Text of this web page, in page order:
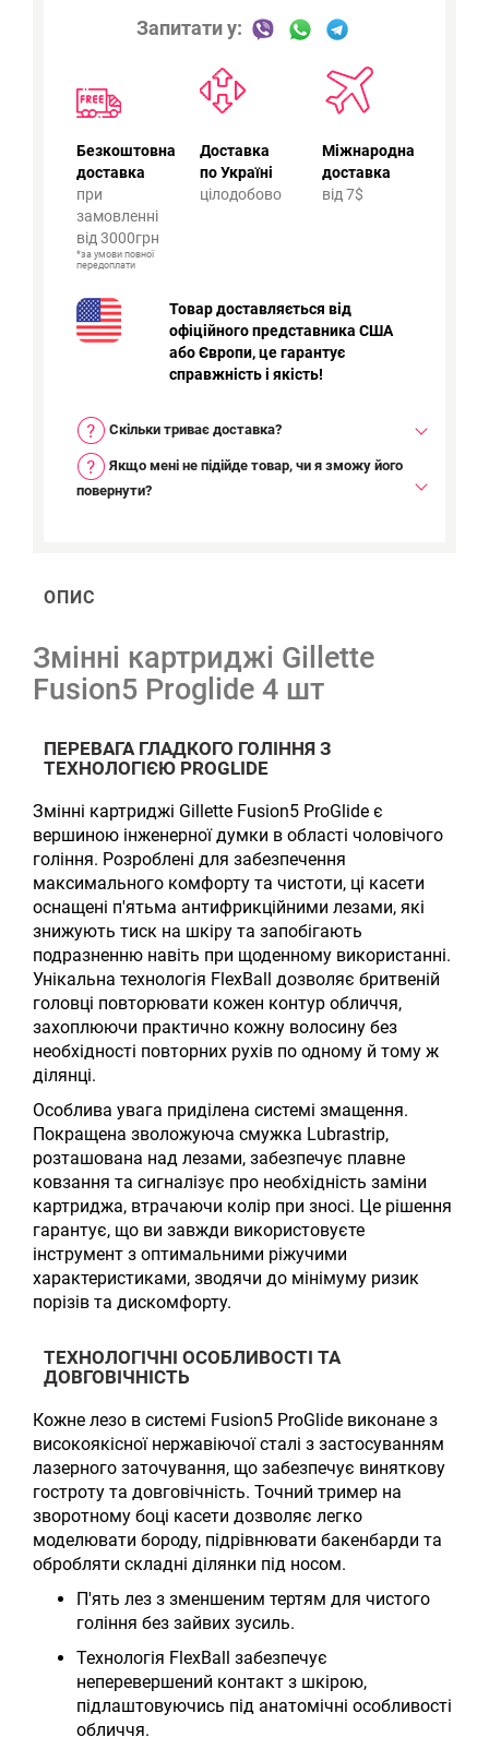
Запитати у:
Безкоштовна
доставка
при
замовленні
від 3000грн
*за умови повної
передоплати
Доставка
по Україні
цілодобово
Міжнародна
доставка
від 7$
Товар доставляється від
офіційного представника США
або Європи, це гарантує
справжність і якість!
Скільки триває доставка?
Якщо мені не підійде товар, чи я зможу його
повернути?
ОПИС
Змінні картриджі Gillette
Fusion5 Proglide 4 шт
ПЕРЕВАГА ГЛАДКОГО ГОЛІННЯ З
ТЕХНОЛОГІЄЮ PROGLIDE
Змінні картриджі Gillette Fusion5 ProGlide є
вершиною інженерної думки в області чоловічого
гоління. Розроблені для забезпечення
максимального комфорту та чистоти, ці касети
оснащені п'ятьма антифрикційними лезами, які
знижують тиск на шкіру та запобігають
подразненню навіть при щоденному використанні.
Унікальна технологія FlexBall дозволяє бритвеній
головці повторювати кожен контур обличчя,
захоплюючи практично кожну волосину без
необхідності повторних рухів по одному й тому ж
ділянці.
Особлива увага приділена системі змащення.
Покращена зволожуюча смужка Lubrastrip,
розташована над лезами, забезпечує плавне
ковзання та сигналізує про необхідність заміни
картриджа, втрачаючи колір при зносі. Це рішення
гарантує, що ви завжди використовуєте
інструмент з оптимальними ріжучими
характеристиками, зводячи до мінімуму ризик
порізів та дискомфорту.
ТЕХНОЛОГІЧНІ ОСОБЛИВОСТІ ТА
ДОВГОВІЧНІСТЬ
Кожне лезо в системі Fusion5 ProGlide виконане з
високоякісної нержавіючої сталі з застосуванням
лазерного заточування, що забезпечує виняткову
гостроту та довговічність. Точний тример на
зворотному боці касети дозволяє легко
моделювати бороду, підрівнювати бакенбарди та
обробляти складні ділянки під носом.
П'ять лез з зменшеним тертям для чистого
гоління без зайвих зусиль.
Технологія FlexBall забезпечує
неперевершений контакт з шкірою,
підлаштовуючись під анатомічні особливості
обличчя.